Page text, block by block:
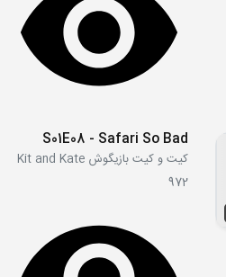
S01E08 - Safari So Bad
کیت و کیت بازیگوش Kit and Kate
972